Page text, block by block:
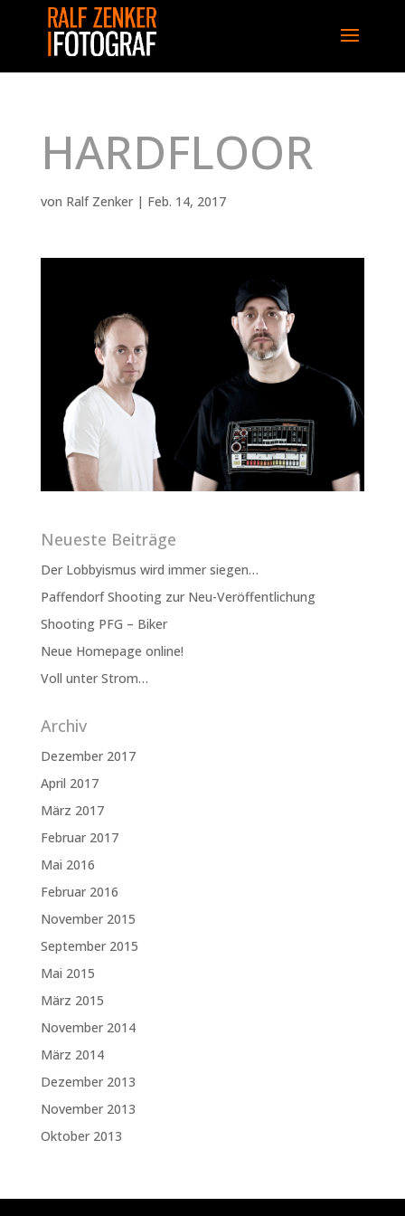
HARDFLOOR
von Ralf Zenker| Feb. 14, 2017
Neueste Beiträge
Der Lobbyismus wird immer siegen…
Paffendorf Shooting zur Neu-Veröffentlichung
Shooting PFG – Biker
Neue Homepage online!
Voll unter Strom…
Archiv
Dezember 2017
April 2017
März 2017
Februar 2017
Mai 2016
Februar 2016
November 2015
September 2015
Mai 2015
März 2015
November 2014
März 2014
Dezember 2013
November 2013
Oktober 2013